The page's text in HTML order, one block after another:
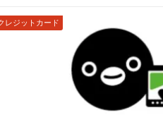
レジットカード